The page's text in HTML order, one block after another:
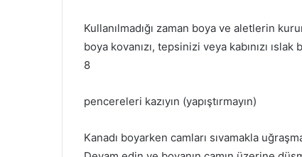
Kullanılmadığı zaman boya ve aletlerin
boya kovanızı, tepsinizi veya kabınızı
8
pencereleri kazıyın (yapıştırmayın)
Kanadı boyarken camları sıvamakla